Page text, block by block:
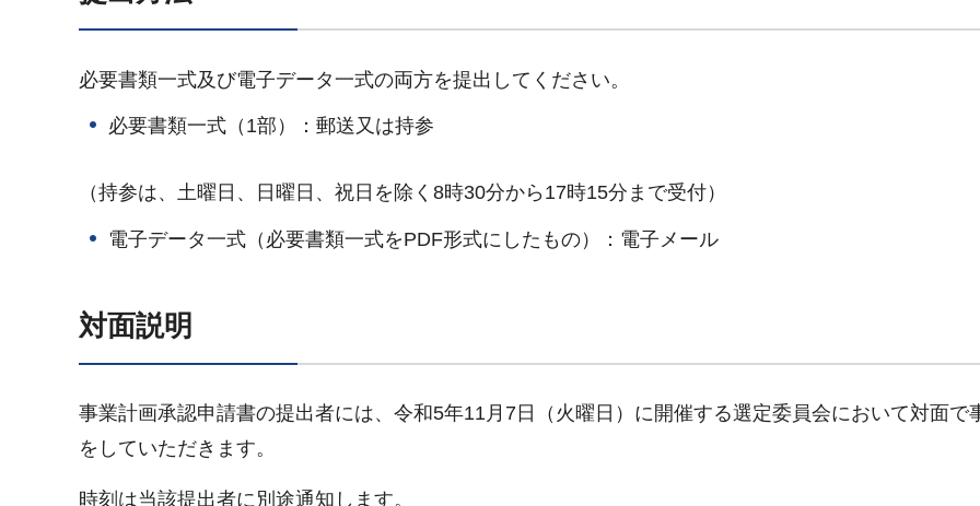
必要書類一式及び電子データ一式の両方を提出してください。
必要書類一式（1部）：郵送又は持参
（持参は、土曜日、日曜日、祝日を除く8時30分から17時15分まで受付）
電子データ一式（必要書類一式をPDF形式にしたもの）：電子メール
対面説明
事業計画承認申請書の提出者には、令和5年11月7日（火曜日）に開催する選定委員会において対面で
をしていただきます。
時刻は当該提出者に別途通知します。